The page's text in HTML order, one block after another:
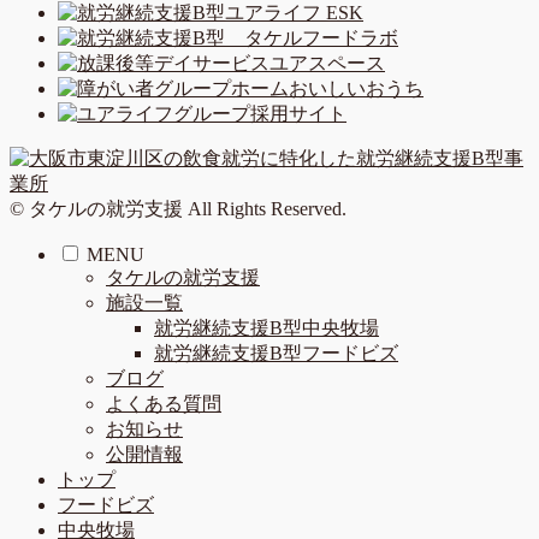
© タケルの就労支援 All Rights Reserved.
MENU
タケルの就労支援
施設一覧
就労継続支援B型中央牧場
就労継続支援B型フードビズ
ブログ
よくある質問
お知らせ
公開情報
トップ
フードビズ
中央牧場